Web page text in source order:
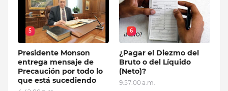
5
Presidente Monson
entrega mensaje de
Precaución por todo lo
que está sucediendo
6
¿Pagar el Diezmo del
Bruto o del Líquido
(Neto)?
9:57:00 a.m.